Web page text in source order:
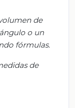
de
o un
fórmulas.
de